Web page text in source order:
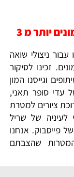
השנה גייסנו באמצעות מימון המונים יותר מ 3
ניצולי שואה
זכינו לסיקור
וגייסנו המון
עדי סופר תאני,
ציורים למטרת
של שריל
פייסבוק. אנחנו
שהצבתם